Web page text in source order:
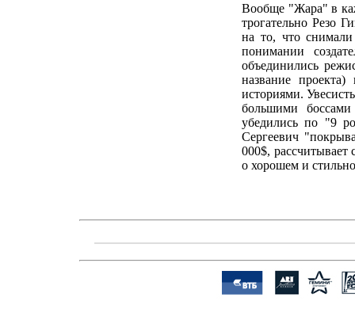
Вообще "Жара" в
трогательно Резо
на то, что
понимании
объединились
название
историями.
большими
убедились по "9
Сергеевич
000$, рассчитывает
о хорошем и